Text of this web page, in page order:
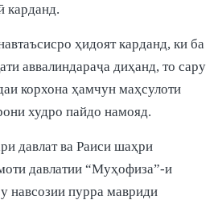
карданд.
ҳидоят карданд, ки ба
аввалиндараҷа диҳанд, то сару
корхона ҳамчун маҳсулоти
худро пайдо намояд.
давлат ва Раиси шаҳри
давлатии “Муҳофиза”-и
навсозии пурра мавриди